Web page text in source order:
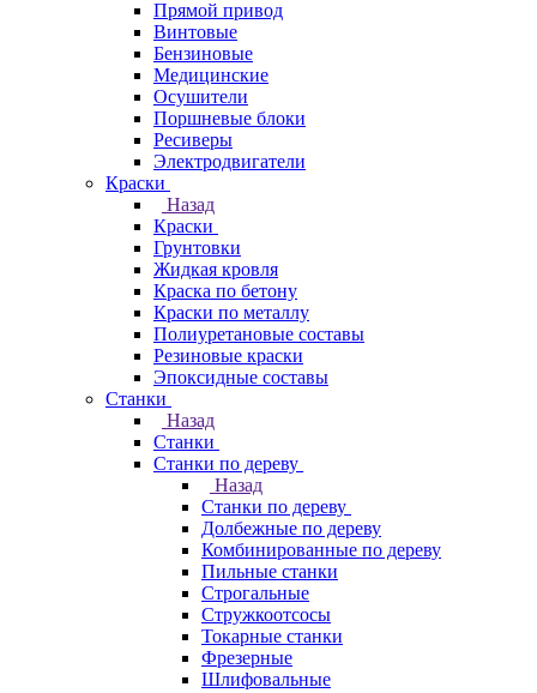
Прямой привод
Винтовые
Бензиновые
Медицинские
Осушители
Поршневые блоки
Ресиверы
Электродвигатели
Краски
Назад
Краски
Грунтовки
Жидкая кровля
Краска по бетону
Краски по металлу
Полиуретановые составы
Резиновые краски
Эпоксидные составы
Станки
Назад
Станки
Станки по дереву
Назад
Станки по дереву
Долбежные по дереву
Комбинированные по дереву
Пильные станки
Строгальные
Стружкоотсосы
Токарные станки
Фрезерные
Шлифовальные